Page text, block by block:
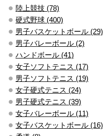
陸上競技 (78)
硬式野球 (400)
男子バスケットボール (29)
男子バレーボール (2)
ハンドボール (41)
女子ソフトテニス (17)
男子ソフトテニス (19)
女子硬式テニス (24)
男子硬式テニス (39)
女子バレーボール (11)
女子バスケットボール (16)